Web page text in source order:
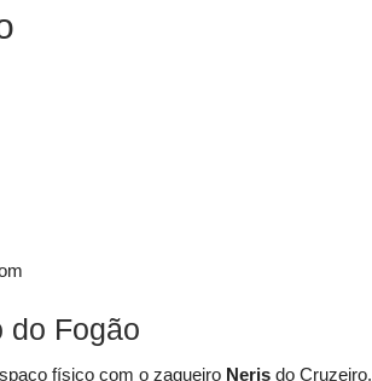
do Fogão
físico com o zagueiro Neris do Cruzeiro.